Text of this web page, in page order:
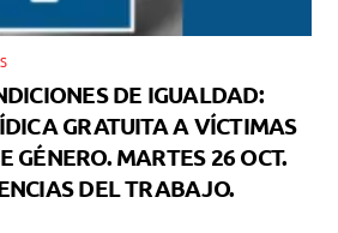
DE IGUALDAD:
GRATUITA A VÍCTIMAS
GÉNERO. MARTES 26 OCT.
DEL TRABAJO.